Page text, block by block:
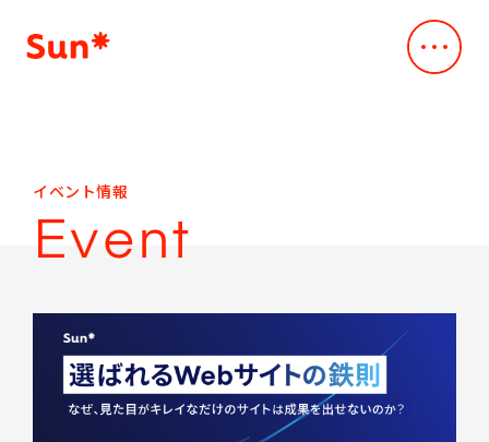
会社概要
Mission
Company Profile
Leadership Team
Access
CEO Message
Service
デジタル・クリエイティブスタジオ
Dev*Ops
クラウド支援サービス
AI*deation
Our Works
News
ニュース
Sustainability
持続可能性
Sustainability
イベント情報
Event